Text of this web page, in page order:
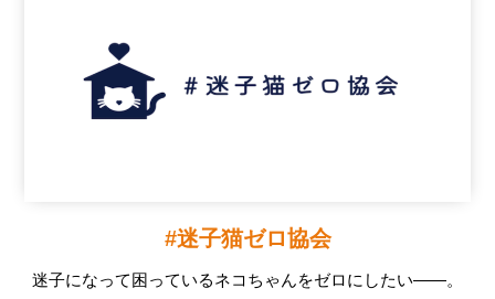
#迷子猫ゼロ協会
迷子になって困っているネコちゃんをゼロにしたい――。